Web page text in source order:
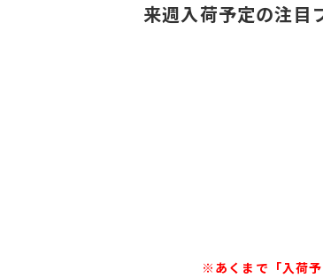
来週入荷予定の注目
※あくまで「入荷予